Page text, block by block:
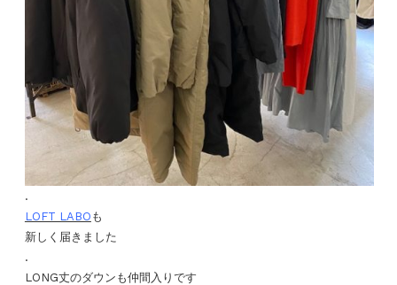
.
LOFT LABO も
新しく届きました
.
LONG丈のダウンも仲間入りです